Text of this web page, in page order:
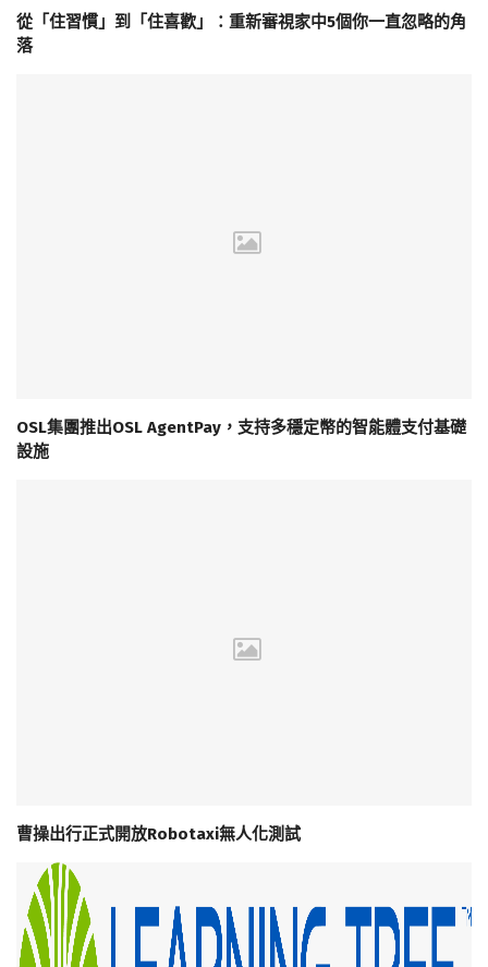
從「住習慣」到「住喜歡」：重新審視家中5個你一直忽略的角
落
OSL集團推出OSL AgentPay，支持多穩定幣的智能體支付基礎
設施
曹操出行正式開放Robotaxi無人化測試